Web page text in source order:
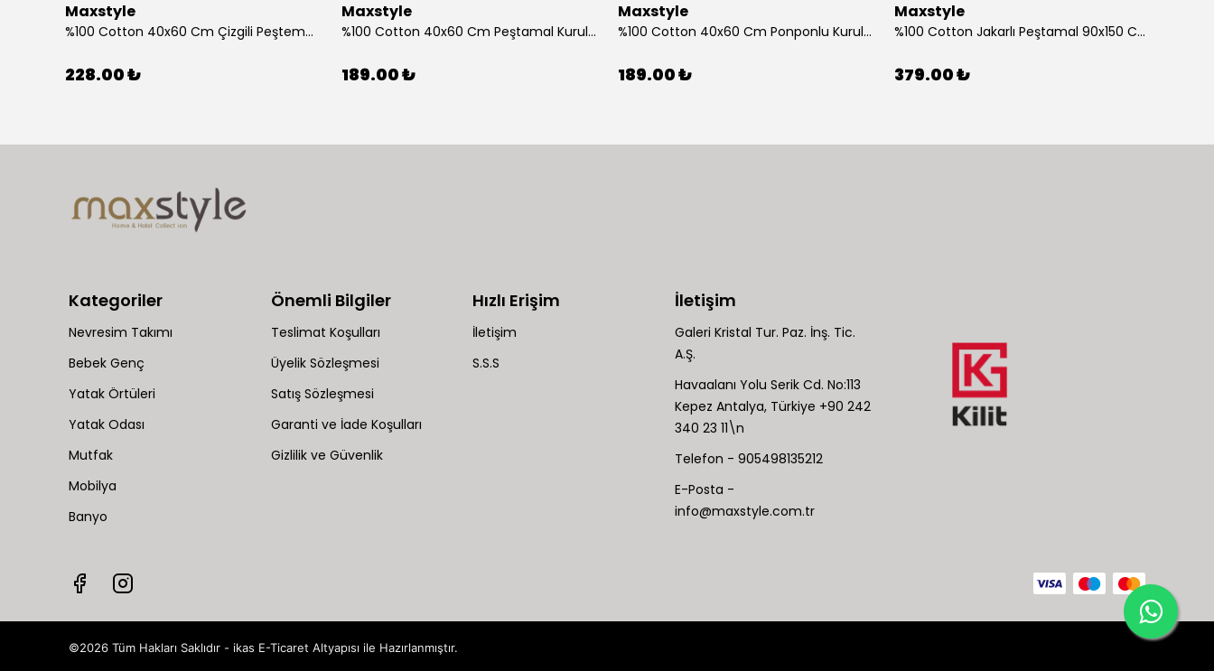
Maxstyle
%100 Cotton 40x60 Cm Çizgili Peştemal Kurulama Bezi 2 Li Set
228.00 ₺
Maxstyle
%100 Cotton 40x60 Cm Peştamal Kurulama Bezi 4 Lü Set
189.00 ₺
Maxstyle
%100 Cotton 40x60 Cm Ponponlu Kurulama Bezi Tekli
189.00 ₺
Maxstyle
%100 Cotton Jakarlı Peştamal 90x150 Cm Deniz Yıldızı Mint
379.00 ₺
Kategoriler
Nevresim Takımı
Bebek Genç
Yatak Örtüleri
Yatak Odası
Mutfak
Mobilya
Banyo
Önemli Bilgiler
Teslimat Koşulları
Üyelik Sözleşmesi
Satış Sözleşmesi
Garanti ve İade Koşulları
Gizlilik ve Güvenlik
Hızlı Erişim
İletişim
S.S.S
İletişim
Galeri Kristal Tur. Paz. İnş. Tic.
A.Ş.
Havaalanı Yolu Serik Cd. No:113
Kepez Antalya, Türkiye +90 242
340 23 11\n
Telefon - 905498135212
E-Posta -
info@maxstyle.com.tr
©2026 Tüm Hakları Saklıdır - ikas E-Ticaret Altyapısı ile Hazırlanmıştır.